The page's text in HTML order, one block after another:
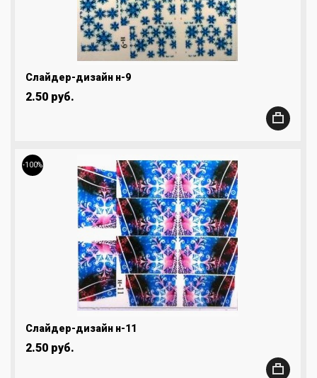
Слайдер-дизайн н-9
2.50 руб.
-100%
Слайдер-дизайн н-11
2.50 руб.